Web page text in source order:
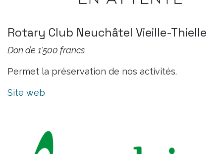
Rotary Club Neuchâtel Vieille-Thielle
Don de 1'500 francs
Permet la préservation de nos activités.
Site web